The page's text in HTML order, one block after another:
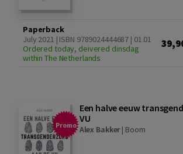
Paperback
July 2021 | ISBN 9789024444687 | 01.01
Ordered today, deivered dinsdag
within The Netherlands
Promo
Een halve eeuw
VU
Alex Bakker | Boom